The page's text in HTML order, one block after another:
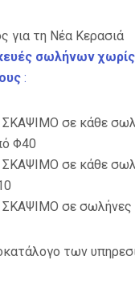
για τη Νέα Κερασιά
σωλήνων
:
ΣΚΑΨΙΜΟ σε κάθε
Φ40
ΣΚΑΨΙΜΟ σε κάθε
ΣΚΑΨΙΜΟ σε σωλήνες
των